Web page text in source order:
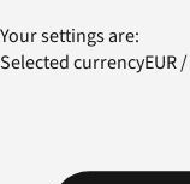
Your settings are:
Selected currencyEUR/